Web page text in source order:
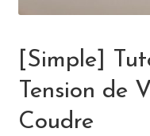
[Simple]
Tension de
Coudre